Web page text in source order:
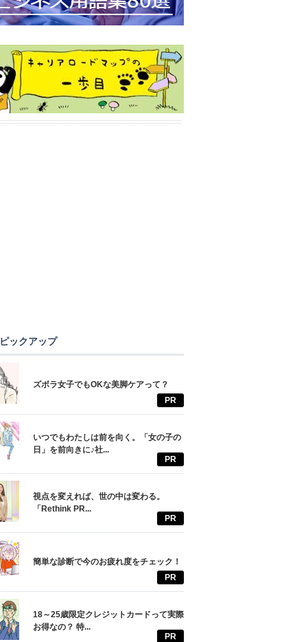
ピックアップ
ズボラ女子でもOKな美脚ケアって？
PR
いつでもわたしは前を向く。「女の子の
日」を前向きに♪社...
PR
視点を変えれば、世の中は変わる。
「Rethink PR...
PR
簡単な診断で今のお疲れ度をチェック！
PR
18～25歳限定クレジットカードって実際
お得なの？ 特...
PR